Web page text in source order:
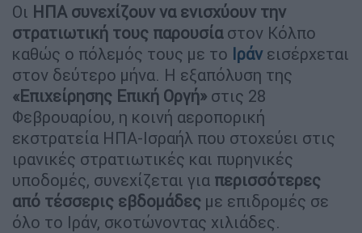
Οι ΗΠΑ συνεχίζουν να ενισχύουν την
στρατιωτική τους παρουσίαστον Κόλπο
καθώς ο πόλεμός τους με το Ιράνεισέρχεται
στον δεύτερο μήνα. Η εξαπόλυση της
«Επιχείρησης Επική Οργή» στις 28
Φεβρουαρίου, η κοινή αεροπορική
εκστρατεία ΗΠΑ-Ισραήλ που στοχεύει στις
ιρανικές στρατιωτικές και πυρηνικές
υποδομές, συνεχίζεται για περισσότερες
από τέσσερις εβδομάδες με επιδρομές σε
όλο το Ιράν, σκοτώνοντας χιλιάδες.